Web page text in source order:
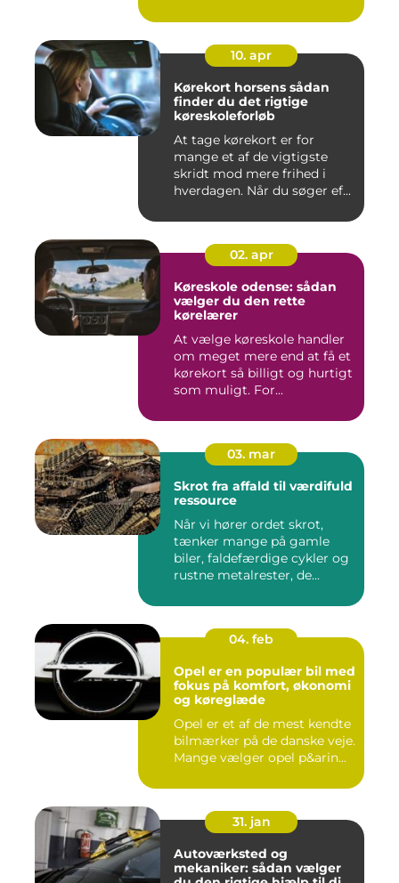
10. apr
Kørekort horsens sådan
finder du det rigtige
køreskoleforløb
At tage kørekort er for
mange et af de vigtigste
skridt mod mere frihed i
hverdagen. Når du søger ef...
02. apr
Køreskole odense: sådan
vælger du den rette
kørelærer
At vælge køreskole handler
om meget mere end at få et
kørekort så billigt og hurtigt
som muligt. For...
03. mar
Skrot fra affald til værdifuld
ressource
Når vi hører ordet skrot,
tænker mange på gamle
biler, faldefærdige cykler og
rustne metalrester, de...
04. feb
Opel er en populær bil med
fokus på komfort, økonomi
og køreglæde
Opel er et af de mest kendte
bilmærker på de danske veje.
Mange vælger opel p&arin...
31. jan
Autoværksted og
mekaniker: sådan vælger